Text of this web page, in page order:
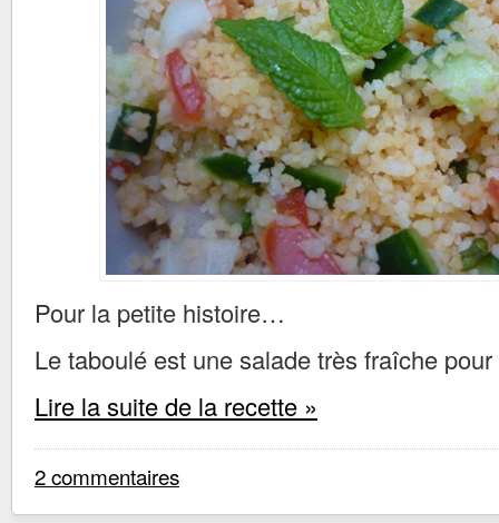
Pour la petite histoire…
Le taboulé est une salade très fraîche pour
Lire la suite de la recette »
2 commentaires